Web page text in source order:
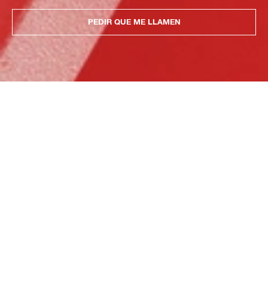
PEDIR QUE ME LLAMEN